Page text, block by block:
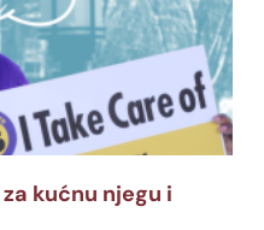
kućnu njegu i